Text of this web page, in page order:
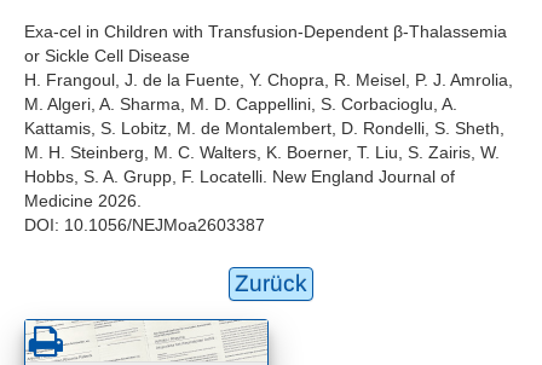
Exa-cel in Children with Transfusion-Dependent β-Thalassemia
or Sickle Cell Disease
H. Frangoul, J. de la Fuente, Y. Chopra, R. Meisel, P. J. Amrolia,
M. Algeri, A. Sharma, M. D. Cappellini, S. Corbacioglu, A.
Kattamis, S. Lobitz, M. de Montalembert, D. Rondelli, S. Sheth,
M. H. Steinberg, M. C. Walters, K. Boerner, T. Liu, S. Zairis, W.
Hobbs, S. A. Grupp, F. Locatelli. New England Journal of
Medicine 2026.
DOI: 10.1056/NEJMoa2603387
Zurück